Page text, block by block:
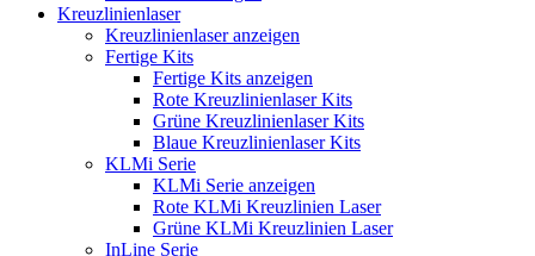
Kreuzlinienlaser
Kreuzlinienlaser anzeigen
Fertige Kits
Fertige Kits anzeigen
Rote Kreuzlinienlaser Kits
Grüne Kreuzlinienlaser Kits
Blaue Kreuzlinienlaser Kits
KLMi Serie
KLMi Serie anzeigen
Rote KLMi Kreuzlinien Laser
Grüne KLMi Kreuzlinien Laser
InLine Serie